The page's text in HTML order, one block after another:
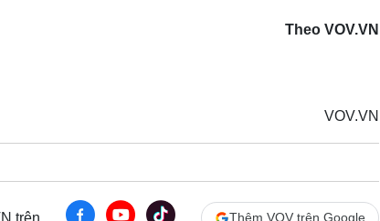
Theo VOV.VN
VOV.VN
trên Thêm VOV trên Google